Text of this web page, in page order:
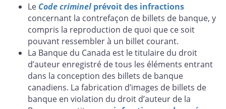
Le Code criminelprévoit des infractions
concernant la contrefaçon de billets de banque, y
compris la reproduction de quoi que ce soit
pouvant ressembler à un billet courant.
La Banque du Canada est le titulaire du droit
d’auteur enregistré de tous les éléments entrant
dans la conception des billets de banque
canadiens. La fabrication d’images de billets de
banque en violation du droit d’auteur de la